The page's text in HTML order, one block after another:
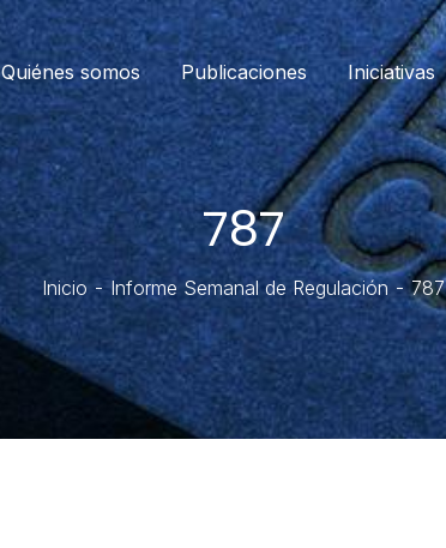
Quiénes somos Publicaciones Iniciativas
787
Inicio Informe Semanal de Regulación 787